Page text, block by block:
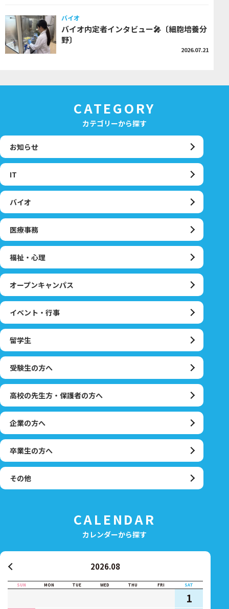
バイオ
バイオ内定者インタビュー🎤〔細胞培養分
野〕
2026.07.21
CATEGORY
カテゴリーから探す
お知らせ
IT
バイオ
医療事務
福祉・心理
オープンキャンパス
イベント・行事
留学生
受験生の方へ
高校の先生方・保護者の方へ
企業の方へ
卒業生の方へ
その他
CALENDAR
カレンダーから探す
2026.08
SUN MON TUE WED THU FRI SAT
1